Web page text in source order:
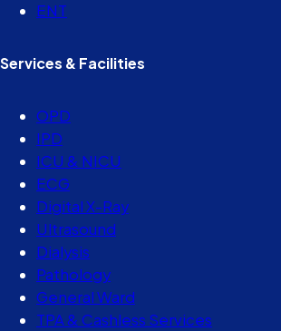
ENT
Services & Facilities
OPD
IPD
ICU & NICU
ECG
Digital X-Ray
Ultrasound
Dialysis
Pathology
General Ward
TPA & Cashless Services